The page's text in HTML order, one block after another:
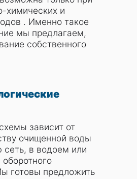
химических и
. Именно такое
мы предлагаем,
собственного
зависит от
очищенной воды
сеть, в водоем или
готовы предложить